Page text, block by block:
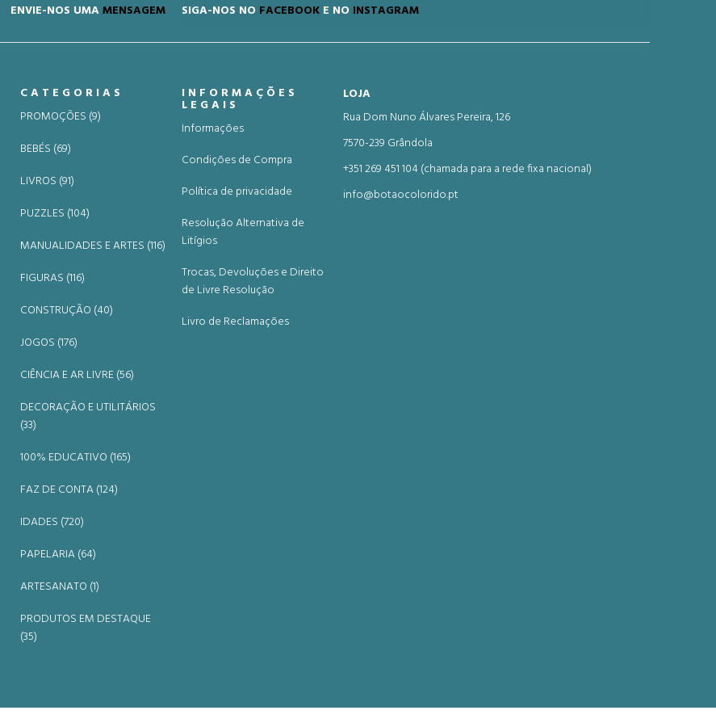
ENVIE-NOS UMAMENSAGEM SIGA-NOS NO FACEBOOK E NO INSTAGRAM
CATEGORIAS
PROMOÇÕES (9)
BEBÉS (69)
LIVROS (91)
PUZZLES (104)
MANUALIDADES E ARTES (116)
FIGURAS (116)
CONSTRUÇÃO (40)
JOGOS (176)
CIÊNCIA E AR LIVRE (56)
DECORAÇÃO E UTILITÁRIOS
(33)
100% EDUCATIVO (165)
FAZ DE CONTA (124)
IDADES (720)
PAPELARIA (64)
ARTESANATO (1)
PRODUTOS EM DESTAQUE
(35)
INFORMAÇÕES
LEGAIS
Informações
Condições de Compra
Política de privacidade
Resolução Alternativa de
Litígios
Trocas, Devoluções e Direito
de Livre Resolução
Livro de Reclamações
LOJA
Rua Dom Nuno Álvares Pereira, 126
7570-239 Grândola
+351 269 451 104 (chamada para a rede fixa nacional)
info@botaocolorido.pt